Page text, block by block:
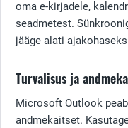
oma e-kirjadele,
seadmetest.
jääge alati
Turvalisus ja
Microsoft Outlook
andmekaitset.